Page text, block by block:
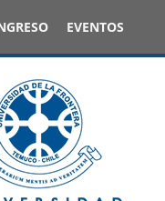
EVENTOS